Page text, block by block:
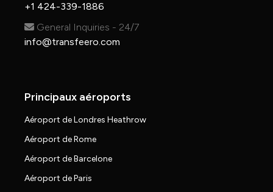
+1 424-339-1886
General Inquiries - 24/7
info@transfeero.com
Principaux aéroports
Aéroport de Londres Heathrow
Aéroport de Rome
Aéroport de Barcelone
Aéroport de Paris